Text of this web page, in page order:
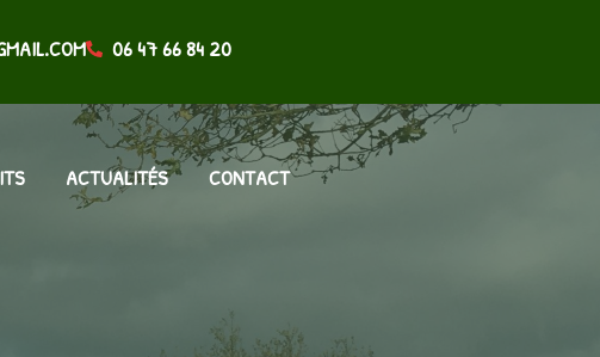
06 47 66 84 20
ACTUALITÉS CONTACT